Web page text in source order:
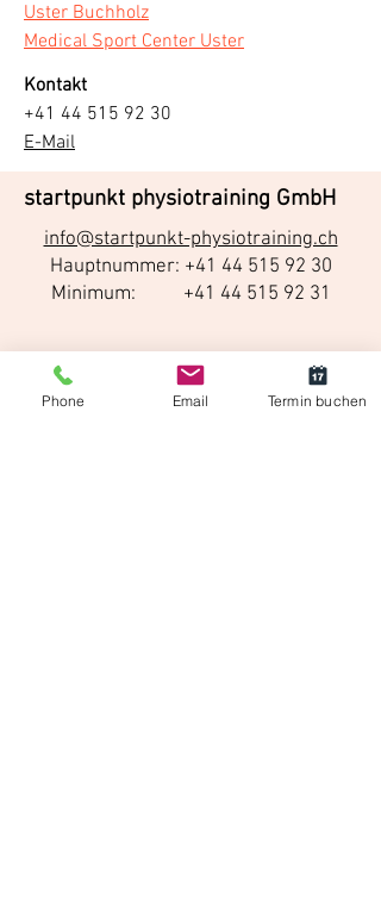
Uster Buchholz
Medical Sport Center Uster
Kontakt
+41 44 515 92 30
E-Mail
startpunkt physiotraining GmbH
info@startpunkt-physiotraining.ch
Hauptnummer: +41 44 515 92 30
Minimum: +41 44 515 92 31
Jobs
Phone Email Termin buchen